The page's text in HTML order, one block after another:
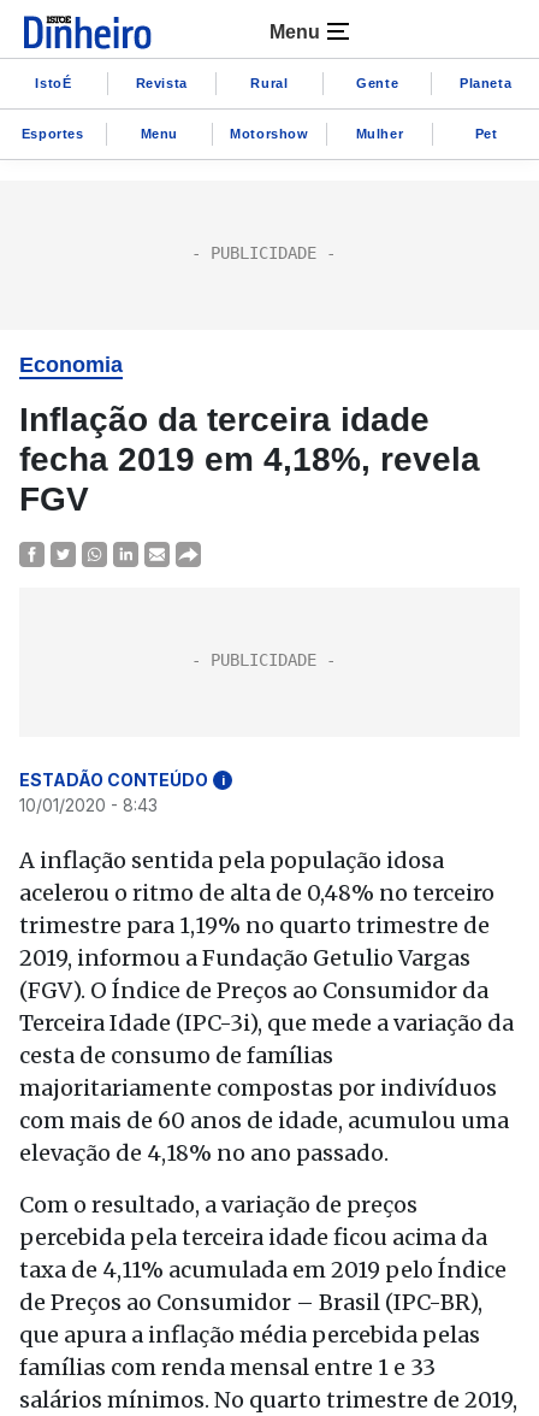
Menu
IstoÉ Revista Rural Gente Planeta
Esportes Menu Motorshow Mulher Pet
Economia
Inflação da terceira idade
fecha 2019 em 4,18%, revela
FGV
ESTADÃO CONTEÚDO i
10/01/2020 - 8:43
A inflação sentida pela população idosa
acelerou o ritmo de alta de 0,48% no terceiro
trimestre para 1,19% no quarto trimestre de
2019, informou a Fundação Getulio Vargas
(FGV). O Índice de Preços ao Consumidor da
Terceira Idade (IPC-3i), que mede a variação da
cesta de consumo de famílias
majoritariamente compostas por indivíduos
com mais de 60 anos de idade, acumulou uma
elevação de 4,18% no ano passado.
Com o resultado, a variação de preços
percebida pela terceira idade ficou acima da
taxa de 4,11% acumulada em 2019 pelo Índice
de Preços ao Consumidor – Brasil (IPC-BR),
que apura a inflação média percebida pelas
famílias com renda mensal entre 1 e 33
salários mínimos. No quarto trimestre de 2019,